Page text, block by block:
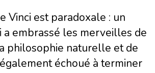
Vinci est paradoxale : un
a embrassé les merveilles de
philosophie naturelle et de
également échoué à terminer